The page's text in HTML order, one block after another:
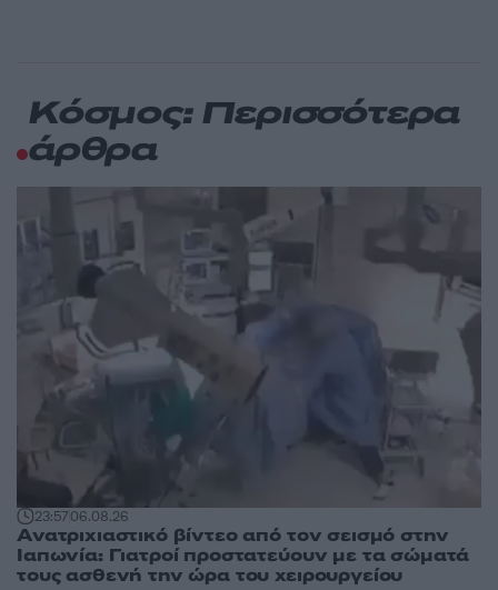
Κόσμος: Περισσότερα
άρθρα
23:5706.08.26
Ανατριχιαστικό βίντεο από τον σεισμό στην
Ιαπωνία: Γιατροί προστατεύουν με τα σώματά
τους ασθενή την ώρα του χειρουργείου